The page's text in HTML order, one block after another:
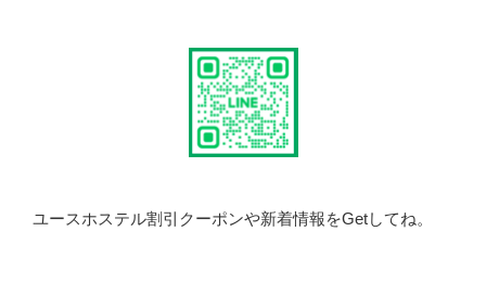
ユースホステル割引クーポンや新着情報をGetしてね。